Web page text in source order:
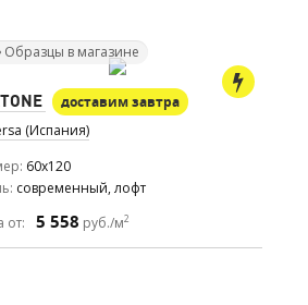
Образцы в магазине
доставим завтра
(Испания)
60x120
современный, лофт
от:
5 558 руб./м2